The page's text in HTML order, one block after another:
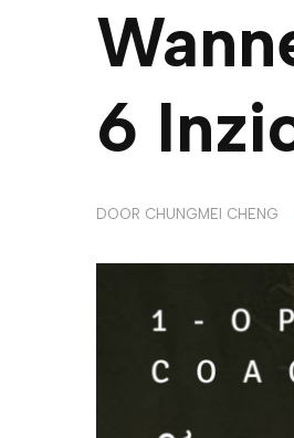
6
DOOR CHUNGMEI CHENG